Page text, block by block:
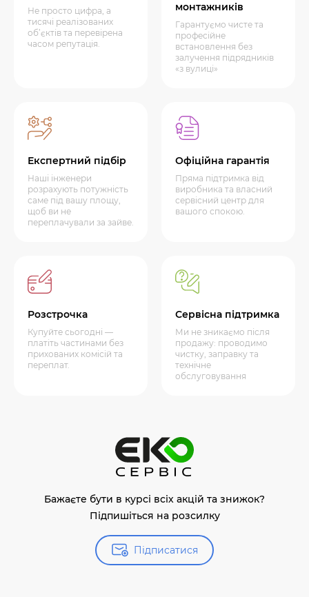
Не просто цифра, а
тисячі реалізованих
об’єктів та перевірена
часом репутація.
монтажників
Гарантуємо чисте та
професійне
встановлення без
залучення підрядників
«з вулиці»
Експертний підбір
Наші інженери
розрахують потужність
саме під вашу площу,
щоб ви не
переплачували за зайве.
Офіційна гарантія
Пряма підтримка від
виробника та власний
сервісний центр для
вашого спокою.
Розстрочка
Купуйте сьогодні —
платіть частинами без
прихованих комісій та
переплат.
Сервісна підтримка
Ми не зникаємо після
продажу: проводимо
чистку, заправку та
технічне
обслуговування
Бажаєте бути в курсі всіх акцій та знижок?
Підпишіться на розсилку
Підписатися